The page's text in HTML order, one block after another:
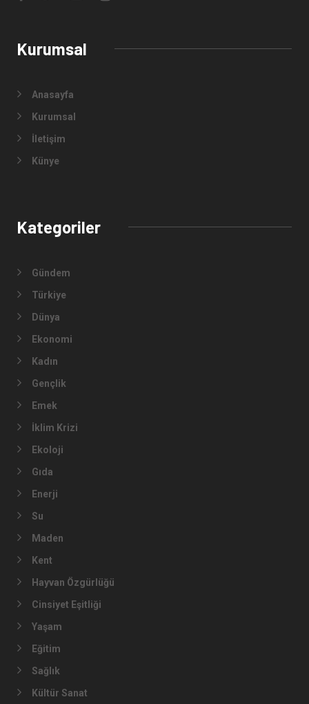
Kurumsal
Anasayfa
Kurumsal
İletişim
Künye
Kategoriler
Gündem
Türkiye
Dünya
Ekonomi
Kadın
Gençlik
Emek
İklim Krizi
Ekoloji
Gıda
Enerji
Su
Maden
Kent
Hayvan Özgürlüğü
Cinsiyet Eşitliği
Yaşam
Eğitim
Sağlık
Kültür Sanat